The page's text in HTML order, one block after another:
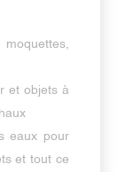
et objets à
eaux pour
et tout ce